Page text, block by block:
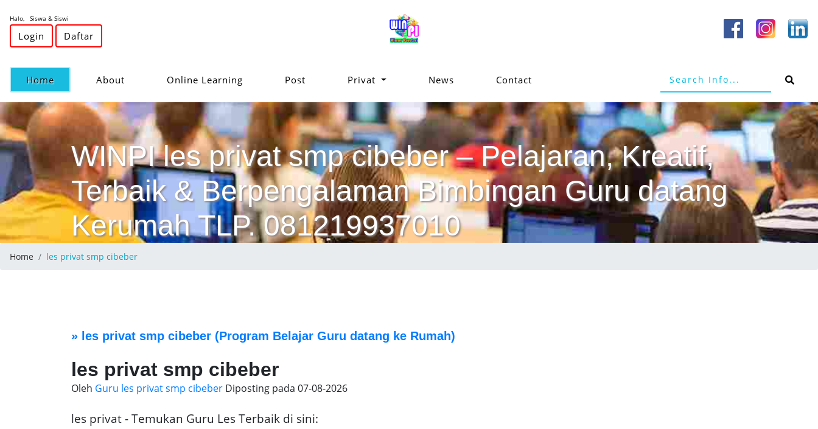
Halo, Siswa & Siswi
Login Daftar
Home(current) About Online Learning Post Privat News Contact
WINPI les privat smp cibeber – Pelajaran, Kreatif,
Terbaik & Berpengalaman Bimbingan Guru datang
Kerumah TLP. 081219937010
Home les privat smp cibeber
» les privat smp cibeber (Program Belajar Guru datang ke Rumah)
les privat smp cibeber
Oleh Guru les privat smp cibeber Diposting pada 07-08-2026
les privat - Temukan Guru Les Terbaik di sini: